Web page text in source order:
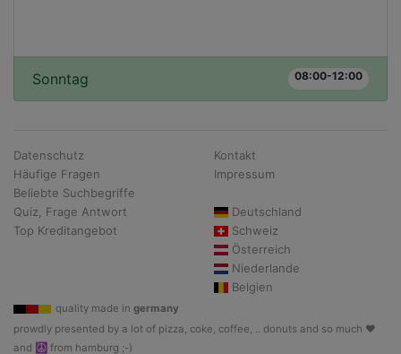
Sonntag 08:00-12:00
Datenschutz
Häufige Fragen
Beliebte Suchbegriffe
Quiz, Frage Antwort
Top Kreditangebot
Kontakt
Impressum
Deutschland
Schweiz
Österreich
Niederlande
Belgien
quality made in germany
prowdly presented by a lot of pizza, coke, coffee, .. donuts and so much ♥
and ☮ from hamburg ;-)